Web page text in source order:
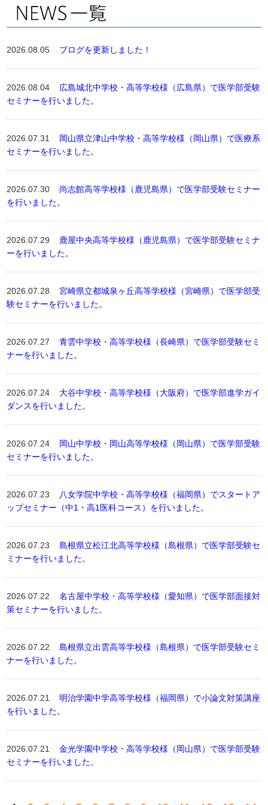
2026.08.05 ブログを更新しました！
2026.08.04 広島城北中学校・高等学校様（広島県）で医学部受験
セミナーを行いました。
2026.07.31 岡山県立津山中学校・高等学校様（岡山県）で医療系
セミナーを行いました。
2026.07.30 尚志館高等学校様（鹿児島県）で医学部受験セミナー
を行いました。
2026.07.29
鹿屋中央高等学校様（鹿児島県）で医学部受験セミナ
ーを行いました。
2026.07.28宮崎県立都城泉ヶ丘高等学校様（宮崎県）で医学部受
験セミナーを行いました。
2026.07.27青雲中学校・高等学校様（長崎県）で医学部受験セミ
ナーを行いました。
2026.07.24 大谷中学校・高等学校様（大阪府）で医学部進学ガイ
ダンスを行いました。
2026.07.24 岡山中学校・岡山高等学校様（岡山県）で医学部受験
セミナーを行いました。
2026.07.23
八女学院中学校・高等学校様（福岡県）でスタートア
ップセミナー（中1・高1医科コース）を行いました。
2026.07.23島根県立松江北高等学校様（島根県）で医学部受験セ
ミナーを行いました。
2026.07.22名古屋中学校・高等学校様（愛知県）で医学部面接対
策セミナーを行いました。
2026.07.22島根県立出雲高等学校様（島根県）で医学部受験セミ
ナーを行いました。
2026.07.21 明治学園中学高等学校様（福岡県）で小論文対策講座
を行いました。
2026.07.21金光学園中学校・高等学校様（岡山県）で医学部受験
セミナーを行いました。